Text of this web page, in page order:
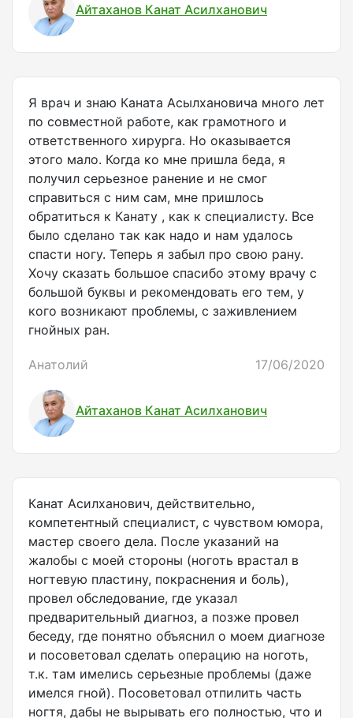
Айтаханов Канат Асилханович
Я врач и знаю Каната Асылхановича много лет
по совместной работе, как грамотного и
ответственного хирурга. Но оказывается
этого мало. Когда ко мне пришла беда, я
получил серьезное ранение и не смог
справиться с ним сам, мне пришлось
обратиться к Канату , как к специалисту. Все
было сделано так как надо и нам удалось
спасти ногу. Теперь я забыл про свою рану.
Хочу сказать большое спасибо этому врачу с
большой буквы и рекомендовать его тем, у
кого возникают проблемы, с заживлением
гнойных ран.
Анатолий 17/06/2020
Айтаханов Канат Асилханович
Канат Асилханович, действительно,
компетентный специалист, с чувством юмора,
мастер своего дела. После указаний на
жалобы с моей стороны (ноготь врастал в
ногтевую пластину, покраснения и боль),
провел обследование, где указал
предварительный диагноз, а позже провел
беседу, где понятно объяснил о моем диагнозе
и посоветовал сделать операцию на ноготь,
т.к. там имелись серьезные проблемы (даже
имелся гной). Посоветовал отпилить часть
ногтя, дабы не вырывать его полностью, что и